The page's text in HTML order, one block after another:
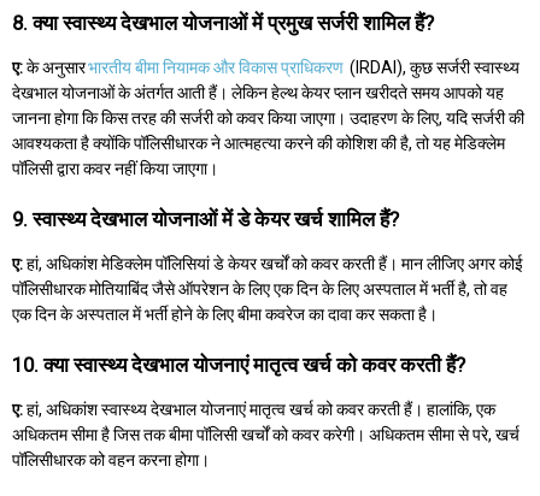
8. क्या स्वास्थ्य देखभाल योजनाओं में प्रमुख सर्जरी शामिल हैं?
ए:के अनुसारभारतीय बीमा नियामक और विकास प्राधिकरण (IRDAI), कुछ सर्जरी स्वास्थ्य
देखभाल योजनाओं के अंतर्गत आती हैं। लेकिन हेल्थ केयर प्लान खरीदते समय आपको यह
जानना होगा कि किस तरह की सर्जरी को कवर किया जाएगा। उदाहरण के लिए, यदि सर्जरी की
आवश्यकता है क्योंकि पॉलिसीधारक ने आत्महत्या करने की कोशिश की है, तो यह मेडिक्लेम
पॉलिसी द्वारा कवर नहीं किया जाएगा।
9. स्वास्थ्य देखभाल योजनाओं में डे केयर खर्च शामिल हैं?
ए:हां, अधिकांश मेडिक्लेम पॉलिसियां डे केयर खर्चों को कवर करती हैं। मान लीजिए अगर कोई
पॉलिसीधारक मोतियाबिंद जैसे ऑपरेशन के लिए एक दिन के लिए अस्पताल में भर्ती है, तो वह
एक दिन के अस्पताल में भर्ती होने के लिए बीमा कवरेज का दावा कर सकता है।
10. क्या स्वास्थ्य देखभाल योजनाएं मातृत्व खर्च को कवर करती हैं?
ए:हां, अधिकांश स्वास्थ्य देखभाल योजनाएं मातृत्व खर्च को कवर करती हैं। हालांकि, एक
अधिकतम सीमा है जिस तक बीमा पॉलिसी खर्चों को कवर करेगी। अधिकतम सीमा से परे, खर्च
पॉलिसीधारक को वहन करना होगा।